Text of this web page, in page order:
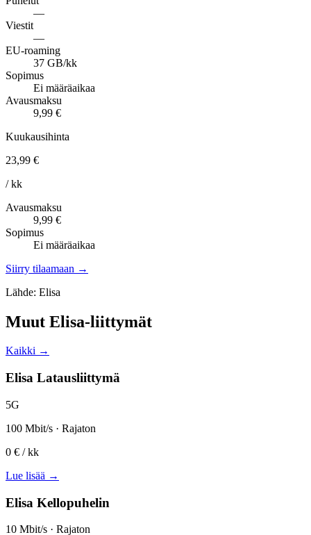
—
Viestit
—
EU-roaming
37 GB/kk
Sopimus
Ei määräaikaa
Avausmaksu
9,99 €
Kuukausihinta
23,99 €
/ kk
Avausmaksu
9,99 €
Sopimus
Ei määräaikaa
Siirry tilaamaan →
Lähde: Elisa
Muut Elisa-liittymät
Kaikki →
Elisa Latausliittymä
5G
100 Mbit/s · Rajaton
0 € / kk
Lue lisää →
Elisa Kellopuhelin
10 Mbit/s · Rajaton